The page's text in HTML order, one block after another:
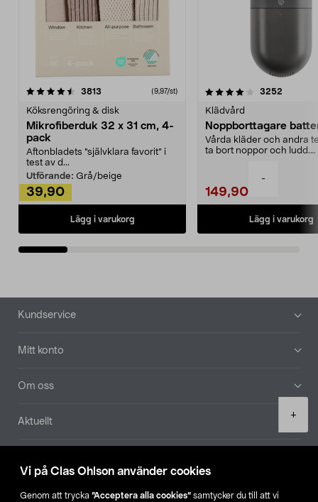
Vi på Clas Ohlson använder cookies
Genom att trycka ”Acceptera alla cookies” samtycker du till att vi
-
+
3813 (9,97/st)
Köksrengöring & disk
Mikrofiberduk 32 x 31 cm, 4-
pack
Aftonbladets "självklara favorit” i
test av d...
Utförande: Grå/beige
39,90
Lägg i varukorg
4.0av 5 stjärnor 3252
Klädvård
Noppborttagare
Vårda kläder och andra
ta bort noppor och ludd.
149,90
Lägg i varukorg
4.5av 5 stjärnor
Sidfot
Kundservice
Mitt konto
Om oss
Aktuellt
Hitta butik